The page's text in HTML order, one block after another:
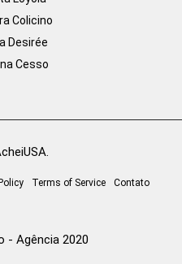
Colicino
Desirée
Cesso
Terms of Service Contato
- Agência 2020